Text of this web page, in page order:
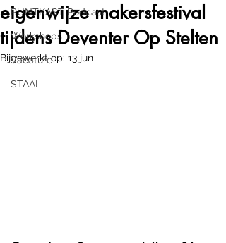
PUNTKAST Podcast
Workshops
Vacature
STAAL
eigenwijze makersfestival
tijdens Deventer Op Stelten
Bijgewerkt op: 13 jun